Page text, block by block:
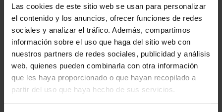
Las cookies de este sitio web se usan para personalizar
el contenido y los anuncios, ofrecer funciones de redes
sociales y analizar el tráfico. Además, compartimos
información sobre el uso que haga del sitio web con
nuestros partners de redes sociales, publicidad y análisis
web, quienes pueden combinarla con otra información
que les haya proporcionado o que hayan recopilado a
partir del uso que haya hecho de sus servicios.
SUSCRIPCIÓN
CAPITALES DE
PROVINCIA 1
949,00 €
SUSCRIPCIÓN
CAPITALES DE
PROVINCIA 2
949,00 €